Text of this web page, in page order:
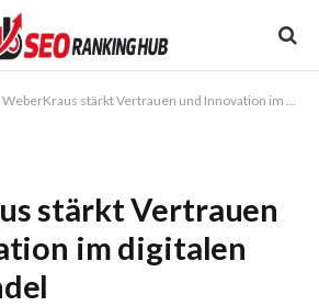
WeberKraus stärkt Vertrauen und Innovation im digitalen Kryptohandel
stärkt Vertrauen
im digitalen